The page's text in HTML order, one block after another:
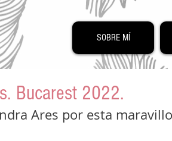
SOBRE MÍ
Bucarest 2022.
Ares por esta